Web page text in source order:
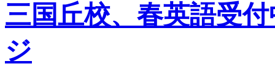
三国丘校、春英語受
ジ